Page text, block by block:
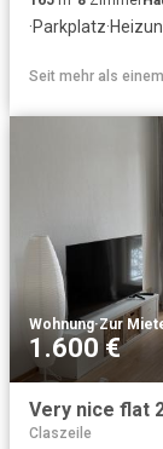
·Parkplatz·
Seit mehr als
Wohnung·Zur
1.600 €
Very nice flat
Claszeile